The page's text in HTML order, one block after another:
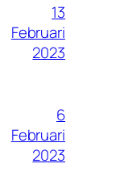
13
Februari
2023
6
Februari
2023